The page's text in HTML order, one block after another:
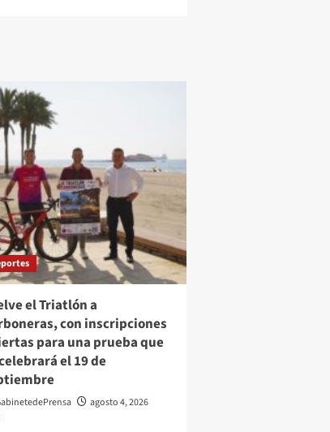
el Triatlón a
con inscripciones
para una prueba que
el 19 de
agosto 4, 2026